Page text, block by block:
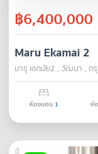
฿6,400,000
Maru Ekamai 2
มารุ เอกมัย2 , วัฒนา , ก
ห้องนอน 1 ห้